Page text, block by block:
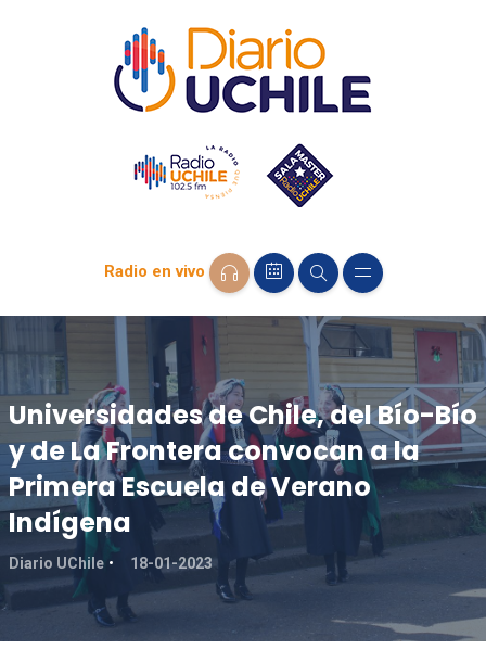
Radio en vivo
Universidades de Chile, del Bío-Bío
y de La Frontera convocan a la
Primera Escuela de Verano
Indígena
Diario UChile 18-01-2023